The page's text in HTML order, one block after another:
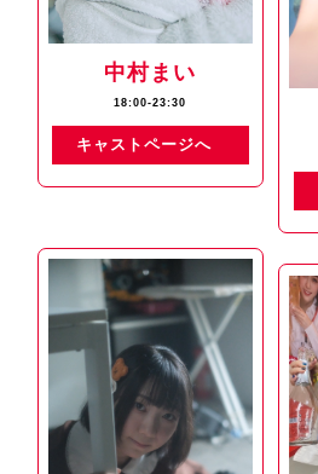
中村まい
18:00-23:30
キャストページへ